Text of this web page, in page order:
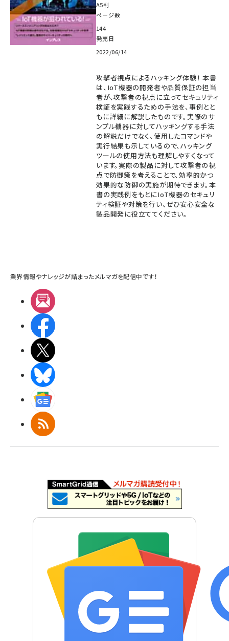
A5判
ページ数
144
発売日
2022/06/14
攻撃者視点によるハッキング体験！ 本書
は、IoT機器の開発者や品質保証の担当
者が、攻撃者の視点に立ってセキュリティ
検証を実践するための手法を、事例とと
もに詳細に解説したものです。実際のサ
ンプル機器に対してハッキングする手法
の解説だけでなく、使用したコマンドや
実行結果も示しているので、ハッキング
ツールの使用方法も理解しやすくなって
います。実際の製品に対して攻撃者の視
点で防御策を考えることで、効率的かつ
効果的な防御の実施が期待できます。本
書の実践例をもとにIoT機器のセキュリ
ティ検証や対策を行い、ぜひ安心安全な
製品開発に役立ててください。
業界情報やナレッジが詰まったメルマガを配信中です！
RSS